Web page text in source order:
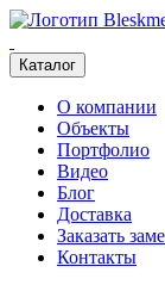
Каталог
О компании
Объекты
Портфолио
Видео
Блог
Доставка
Заказать
Контакты